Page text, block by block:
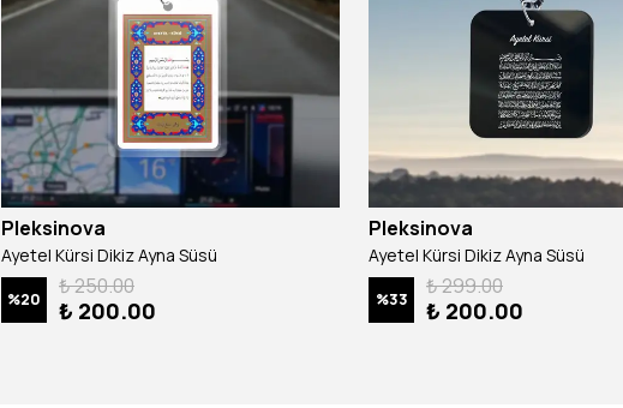
Pleksinova
Ayetel Kürsi Dikiz Ayna Süsü
%20
₺ 250.00
₺ 200.00
Pleksinova
Ayetel Kürsi Dikiz Ayna Süsü
%33
₺ 299.00
₺ 200.00